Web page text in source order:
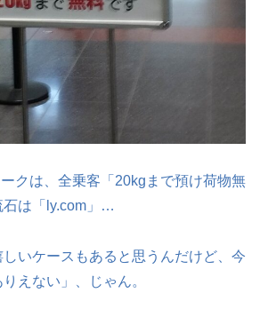
クは、全乗客「20kgまで預け荷物無
石は「ly.com」…
いケースもあると思うんだけど、今
えない」、じゃん。